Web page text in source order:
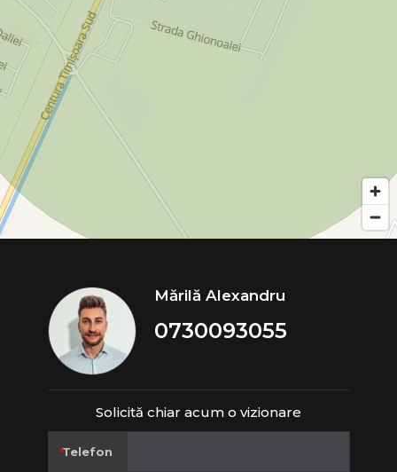
Mărilă Alexandru
0730093055
Solicită chiar acum o vizionare
Telefon